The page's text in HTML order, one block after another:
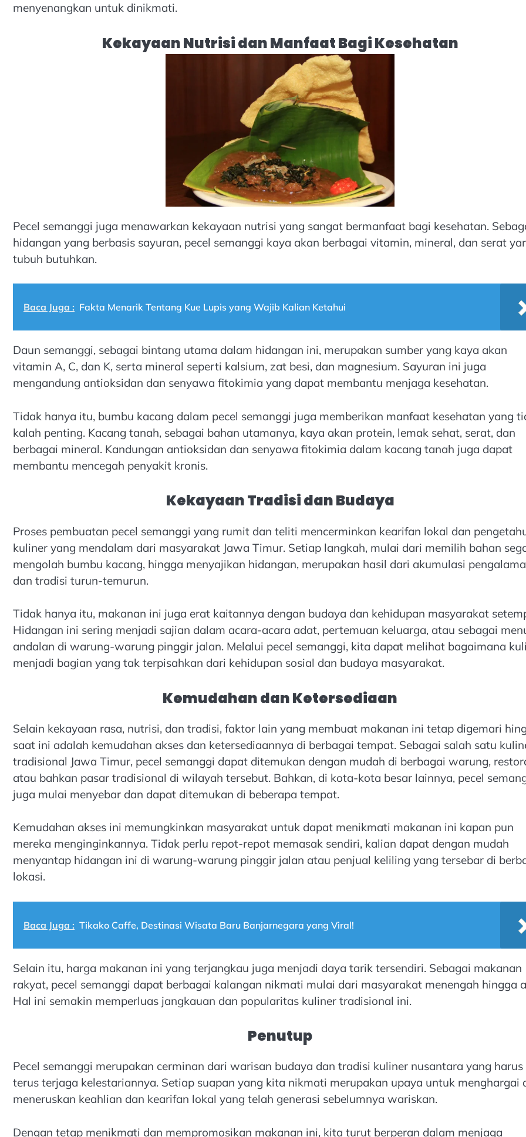
menyenangkan untuk dinikmati.
Kekayaan Nutrisi dan Manfaat Bagi Kesehatan
Pecel semanggi juga menawarkan kekayaan nutrisi yang sangat bermanfaat bagi kesehatan.
hidangan yang berbasis sayuran, pecel semanggi kaya akan berbagai vitamin, mineral, dan serat
tubuh butuhkan.
Baca Juga : Fakta Menarik Tentang Kue Lupis yang Wajib Kalian Ketahui
Daun semanggi, sebagai bintang utama dalam hidangan ini, merupakan sumber yang kaya akan
vitamin A, C, dan K, serta mineral seperti kalsium, zat besi, dan magnesium. Sayuran ini juga
mengandung antioksidan dan senyawa fitokimia yang dapat membantu menjaga kesehatan.
Tidak hanya itu, bumbu kacang dalam pecel semanggi juga memberikan manfaat kesehatan yang
kalah penting. Kacang tanah, sebagai bahan utamanya, kaya akan protein, lemak sehat, serat, dan
berbagai mineral. Kandungan antioksidan dan senyawa fitokimia dalam kacang tanah juga dapat
membantu mencegah penyakit kronis.
Kekayaan Tradisi dan Budaya
Proses pembuatan pecel semanggi yang rumit dan teliti mencerminkan kearifan lokal dan
kuliner yang mendalam dari masyarakat Jawa Timur. Setiap langkah, mulai dari memilih bahan
mengolah bumbu kacang, hingga menyajikan hidangan, merupakan hasil dari akumulasi
dan tradisi turun-temurun.
Tidak hanya itu, makanan ini juga erat kaitannya dengan budaya dan kehidupan masyarakat
Hidangan ini sering menjadi sajian dalam acara-acara adat, pertemuan keluarga, atau sebagai
andalan di warung-warung pinggir jalan. Melalui pecel semanggi, kita dapat melihat bagaimana
menjadi bagian yang tak terpisahkan dari kehidupan sosial dan budaya masyarakat.
Kemudahan dan Ketersediaan
Selain kekayaan rasa, nutrisi, dan tradisi, faktor lain yang membuat makanan ini tetap digemari
saat ini adalah kemudahan akses dan ketersediaannya di berbagai tempat. Sebagai salah satu
tradisional Jawa Timur, pecel semanggi dapat ditemukan dengan mudah di berbagai warung,
atau bahkan pasar tradisional di wilayah tersebut. Bahkan, di kota-kota besar lainnya, pecel
juga mulai menyebar dan dapat ditemukan di beberapa tempat.
Kemudahan akses ini memungkinkan masyarakat untuk dapat menikmati makanan ini kapan pun
mereka menginginkannya. Tidak perlu repot-repot memasak sendiri, kalian dapat dengan mudah
menyantap hidangan ini di warung-warung pinggir jalan atau penjual keliling yang tersebar di
lokasi.
Baca Juga : Tikako Caffe, Destinasi Wisata Baru Banjarnegara yang Viral!
Selain itu, harga makanan ini yang terjangkau juga menjadi daya tarik tersendiri. Sebagai makanan
rakyat, pecel semanggi dapat berbagai kalangan nikmati mulai dari masyarakat menengah hingga
Hal ini semakin memperluas jangkauan dan popularitas kuliner tradisional ini.
Penutup
Pecel semanggi merupakan cerminan dari warisan budaya dan tradisi kuliner nusantara yang harus
terus terjaga kelestariannya. Setiap suapan yang kita nikmati merupakan upaya untuk menghargai
meneruskan keahlian dan kearifan lokal yang telah generasi sebelumnya wariskan.
Dengan tetap menikmati dan mempromosikan makanan ini, kita turut berperan dalam menjaga